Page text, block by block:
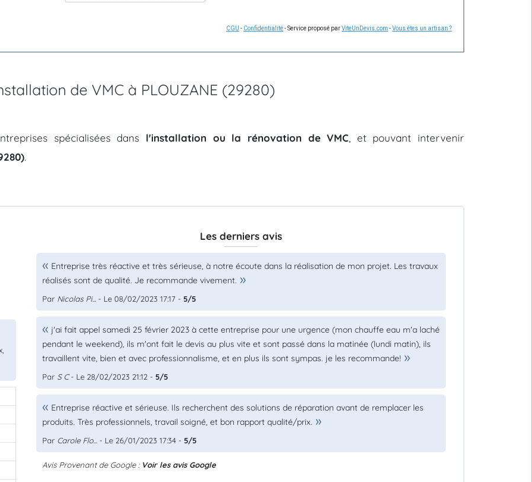
CGU - Confidentialité- Service proposé parViteUnDevis.com -Vous êtes un artisan ?
de VMC à PLOUZANE (29280)
spécialisées dans l'installation ou la rénovation de VMC , et pouvant intervenir
.
Les derniers avis
Entreprise très réactive et très sérieuse, à notre écoute dans la réalisation de mon projet. Les travaux
réalisés sont de qualité. Je recommande vivement.
Par Nicolas Pi... - Le 08/02/2023 17:17 - 5/5
j'ai fait appel samedi 25 février 2023 à cette entreprise pour une urgence (mon chauffe eau m'a laché
pendant le weekend), ils m'ont fait le devis au plus vite et sont passé dans la matinée (lundi matin), ils
travaillent vite, bien et avec professionnalisme, et en plus ils sont sympas. je les recommande!
Par S C- Le 28/02/2023 21:12 - 5/5
Entreprise réactive et sérieuse. Ils recherchent des solutions de réparation avant de remplacer les
produits. Très professionnels, travail soigné, et bon rapport qualité/prix.
Par Carole Flo... - Le 26/01/2023 17:34 - 5/5
Avis Provenant de Google : Voir les avis Google